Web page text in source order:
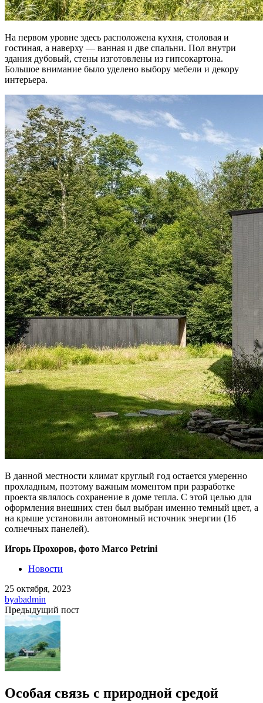
На первом уровне здесь расположена кухня, столовая и
гостиная, а наверху — ванная и две спальни. Пол внутри
здания дубовый, стены изготовлены из гипсокартона.
Большое внимание было уделено выбору мебели и декору
интерьера.
В данной местности климат круглый год остается умеренно
прохладным, поэтому важным моментом при разработке
проекта являлось сохранение в доме тепла. С этой целью для
оформления внешних стен был выбран именно темный цвет, а
на крыше установили автономный источник энергии (16
солнечных панелей).
Игорь Прохоров, фото Marco Petrini
Новости
25 октября, 2023
byabadmin
Предыдущий пост
Особая связь с природной средой